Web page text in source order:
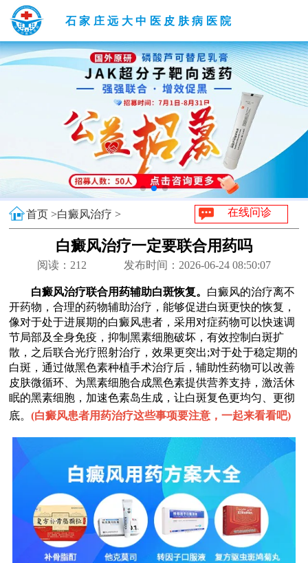
石家庄远大中医皮肤病医院
首页 >白癜风治疗 > 在线问诊
白癜风治疗一定要联合用药吗
阅读： 212 发布时间：2026-06-24 08:50:07
白癜风治疗联合用药辅助白斑恢复。 白癜风的治疗离不
开药物，合理的药物辅助治疗，能够促进白斑更快的恢复，
像对于处于进展期的白癜风患者，采用对症药物可以快速调
节局部及全身免疫，抑制黑素细胞破坏，有效控制白斑扩
散，之后联合光疗照射治疗，效果更突出;对于处于稳定期的
白斑，通过做黑色素种植手术治疗后，辅助性药物可以改善
皮肤微循环、为黑素细胞合成黑色素提供营养支持，激活休
眠的黑素细胞，加速色素岛生成，让白斑复色更均匀、更彻
底。(白癜风患者用药治疗这些事项要注意，一起来看看吧)